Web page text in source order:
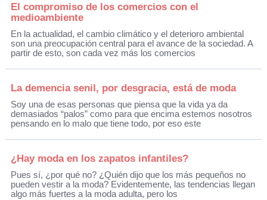
El compromiso de los comercios con el
medioambiente
En la actualidad, el cambio climático y el deterioro ambiental
son una preocupación central para el avance de la sociedad. A
partir de esto, son cada vez más los comercios
La demencia senil, por desgracia, está de moda
Soy una de esas personas que piensa que la vida ya da
demasiados “palos” como para que encima estemos nosotros
pensando en lo malo que tiene todo, por eso este
¿Hay moda en los zapatos infantiles?
Pues sí, ¿por qué no? ¿Quién dijo que los más pequeños no
pueden vestir a la moda? Evidentemente, las tendencias llegan
algo más fuertes a la moda adulta, pero los